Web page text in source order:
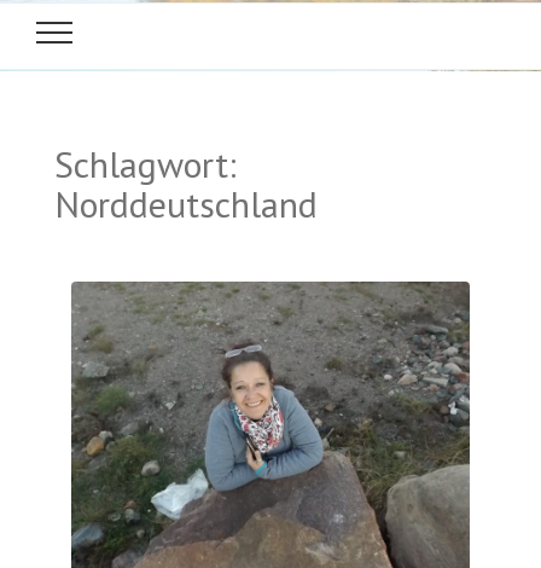
Schlagwort:
Norddeutschland